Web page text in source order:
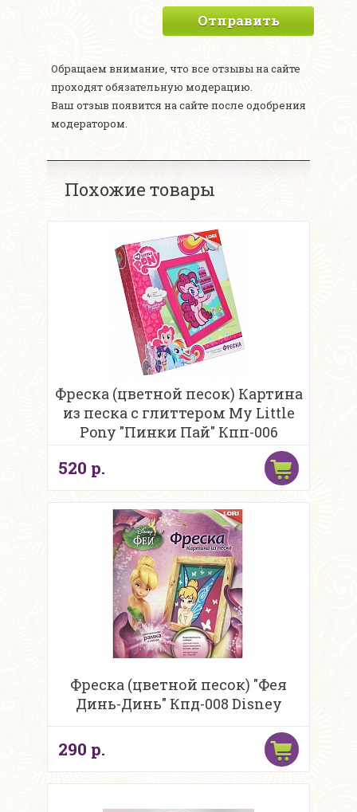
Отправить
Обращаем внимание, что все отзывы на сайте
проходят обязательную модерацию.
Ваш отзыв появится на сайте после одобрения
модератором.
Похожие товары
Фреска (цветной песок) Картина
из песка с глиттером My Little
Pony "Пинки Пай" Кпп-006
520 р.
Фреска (цветной песок) "Фея
Динь-Динь" Кпд-008 Disney
290 р.